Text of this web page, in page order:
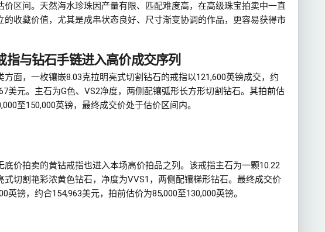
价区间。天然海水珍珠因产量有限、匹配难度高，在高级珠宝拍卖中一直
的收藏价值，尤其是成串状态良好、尺寸渐变协调的作品，更容易获得市
指与钻石手链进入高价成交序列
方面，一枚镶嵌8.03克拉明亮式切割钻石的戒指以121,600英镑成交，约
美元。主石为G色、VS2净度，两侧配镶弧形长方形切割钻石。其拍前估
至150,000英镑，最终成交价处于估价区间内。
底价拍卖的黄钻戒指也进入本场高价拍品之列。该戒指主石为一颗10.22
式切割艳彩浓黄色钻石，净度为VVS1，两侧配镶梯形钻石。最终成交价
英镑，约合154,963美元，拍前估价为85,000至130,000英镑。